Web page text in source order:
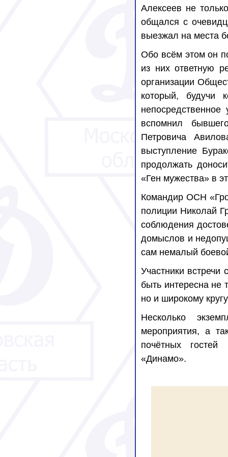
Алексеев не
общался с
выезжал на места
Обо всём этом он
из них ответную
организации
который, будучи
вспомнил
Петровича
выступление
продолжать
«Ген мужества» в
Командир ОСН
полиции Николай
соблюдения
домыслов и
сам немалый
Участники
быть интересна не
но и широкому
Несколько
мероприятия, а
почётных гостей
«Динамо».